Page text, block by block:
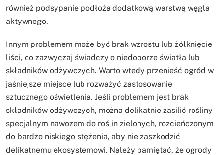
również podsypanie podłoża dodatkową warstwą węgla
aktywnego.
Innym problemem może być brak wzrostu lub żółknięcie
liści, co zazwyczaj świadczy o niedoborze światła lub
składników odżywczych. Warto wtedy przenieść ogród w
jaśniejsze miejsce lub rozważyć zastosowanie
sztucznego oświetlenia. Jeśli problemem jest brak
składników odżywczych, można delikatnie zasilić rośliny
specjalnym nawozem do roślin zielonych, rozcieńczonym
do bardzo niskiego stężenia, aby nie zaszkodzić
delikatnemu ekosystemowi. Należy pamiętać, że ogrody